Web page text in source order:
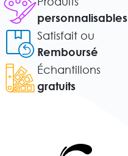
personnalisables
Satisfait ou
Remboursé
Échantillons
gratuits